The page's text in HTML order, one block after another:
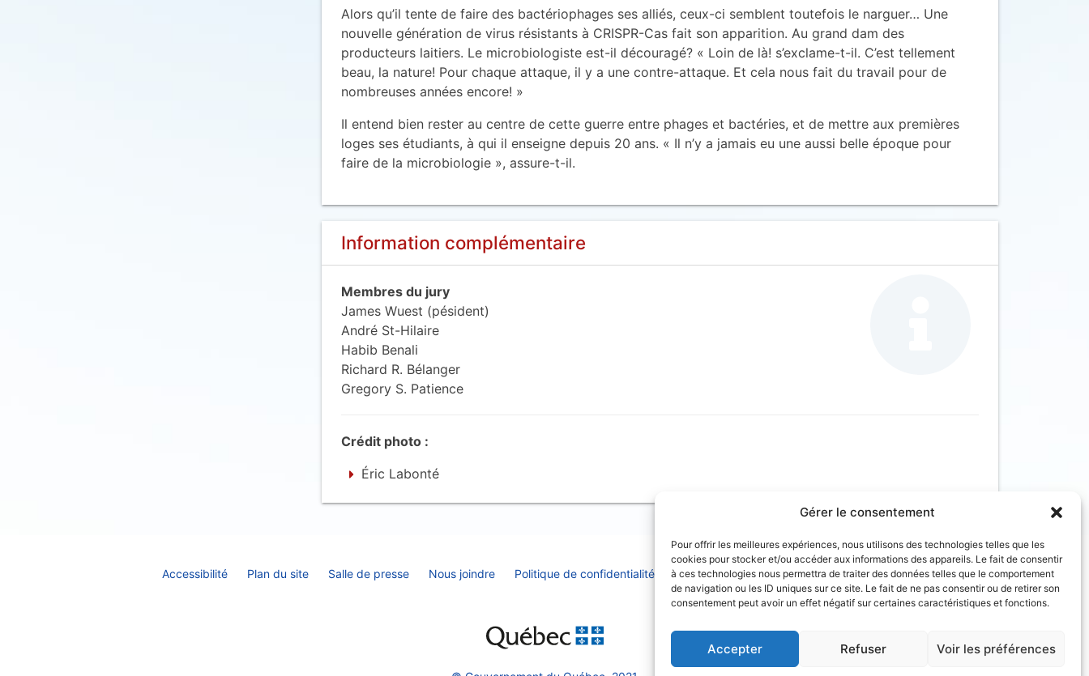
Gérer le consentement
Pour offrir les meilleures expériences, nous utilisons des technologies telles que les
cookies pour stocker et/ou accéder aux informations des appareils. Le fait de consentir
à ces technologies nous permettra de traiter des données telles que le comportement
de navigation ou les ID uniques sur ce site. Le fait de ne pas consentir ou de retirer son
consentement peut avoir un effet négatif sur certaines caractéristiques et fonctions.
Accepter Refuser Voir les préférences
Alors qu’il tente de faire des bactériophages ses alliés, ceux-ci semblent toutefois le narguer… Une
nouvelle génération de virus résistants à CRISPR-Cas fait son apparition. Au grand dam des
producteurs laitiers. Le microbiologiste est-il découragé? « Loin de là! s’exclame-t-il. C’est tellement
beau, la nature! Pour chaque attaque, il y a une contre-attaque. Et cela nous fait du travail pour de
nombreuses années encore! »
Il entend bien rester au centre de cette guerre entre phages et bactéries, et de mettre aux premières
loges ses étudiants, à qui il enseigne depuis 20 ans. « Il n’y a jamais eu une aussi belle époque pour
faire de la microbiologie », assure-t-il.
Information complémentaire
Membres du jury
James Wuest (pésident)
André St-Hilaire
Habib Benali
Richard R. Bélanger
Gregory S. Patience
Crédit photo :
Éric Labonté
Accessibilité Plan du site Salle de presse Nous joindre Politique de confidentialité Déclaration de services Accès à l’information